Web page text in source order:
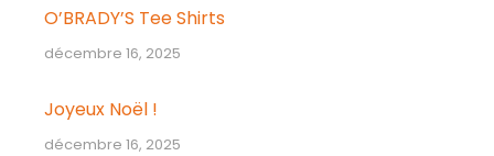
O’BRADY’S Tee Shirts
décembre 16, 2025
Joyeux Noël !
décembre 16, 2025